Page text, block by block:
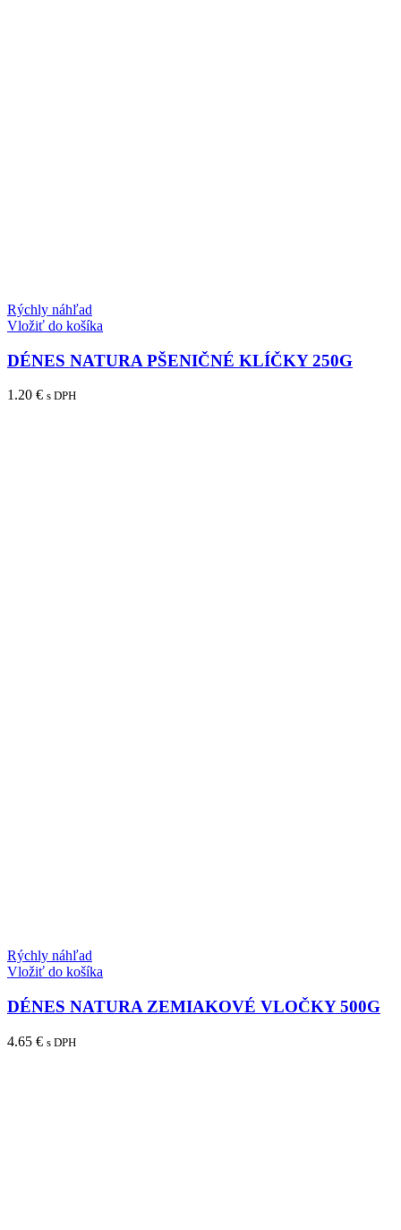
Rýchly náhľad
Vložiť do košíka
DÉNES NATURA PŠENIČNÉ KLÍČKY 250G
1.20 € s DPH
Rýchly náhľad
Vložiť do košíka
DÉNES NATURA ZEMIAKOVÉ VLOČKY 500G
4.65 € s DPH